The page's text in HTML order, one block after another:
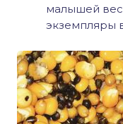
малышей
экземпляры